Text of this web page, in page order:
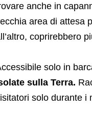
anche in
area di attesa
coprirebbero
solo in
sulla Terra.
solo durante i